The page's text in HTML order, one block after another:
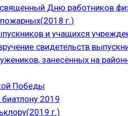
Дню работников
г.)
и учащихся
свидетельств
занесённых на
Победы
2019
г.)